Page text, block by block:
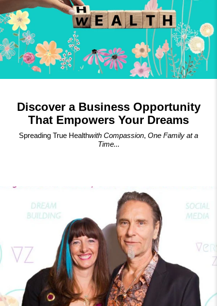
Discover a Business Opportunity
That Empowers Your Dreams
Spreading True Healthwith Compassion, One Family at a
Time...